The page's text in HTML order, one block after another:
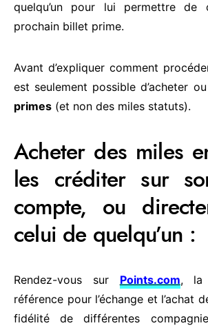
quelqu’un pour lui permettre de
prochain billet prime.
Avant d’expliquer comment
est seulement possible d’acheter
primes (et non des miles statuts).
Acheter des miles
les créditer sur
compte, ou
celui de quelqu’un :
Rendez-vous sur Points.com, la
référence pour l’échange et l’achat
fidélité de différentes